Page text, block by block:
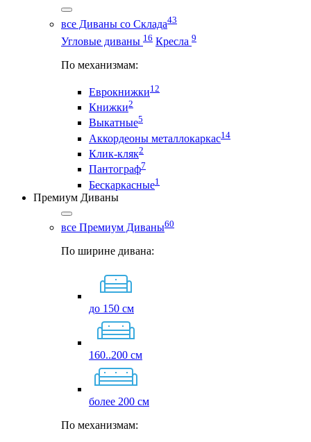
все Диваны со Склада43
Угловые диваны 16 Кресла 9
По механизмам:
Еврокнижки12
Книжки2
Выкатные5
Аккордеоны металлокаркас14
Клик-кляк2
Пантограф7
Бескаркасные1
Премиум Диваны
все Премиум Диваны60
По ширине дивана:
до 150 см
160..200 см
более 200 см
По механизмам: